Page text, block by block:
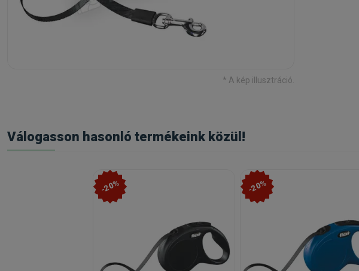
* A kép illusztráció.
Válogasson hasonló termékeink közül!
-20% -20%